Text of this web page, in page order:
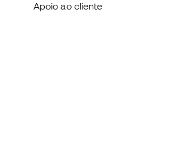
Apoio ao cliente